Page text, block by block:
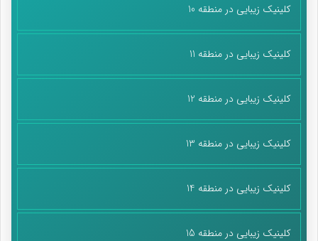
کلینیک زیبایی در منطقه 10
کلینیک زیبایی در منطقه 11
کلینیک زیبایی در منطقه 12
کلینیک زیبایی در منطقه 13
کلینیک زیبایی در منطقه 14
کلینیک زیبایی در منطقه 15